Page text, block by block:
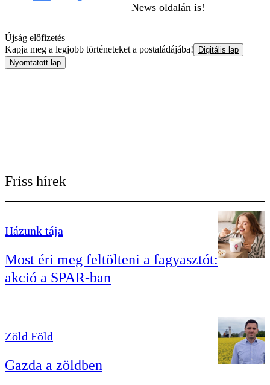
News oldalán is!
Újság előfizetés
Kapja meg a legjobb történeteket a postaládájába!
Digitális lap
Nyomtatott lap
Friss hírek
Házunk tája
Most éri meg feltölteni a fagyasztót:
akció a SPAR-ban
Zöld Föld
Gazda a zöldben